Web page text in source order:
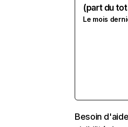
(part du
Le mois
Besoin